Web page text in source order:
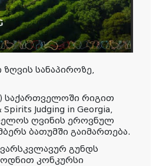
სანაპიროზე,
საქართველოში რიგით
Judging in Georgia,
ღვინის ეროვნულ
ბათუმში გაიმართება.
გუნდს
კონკურსი